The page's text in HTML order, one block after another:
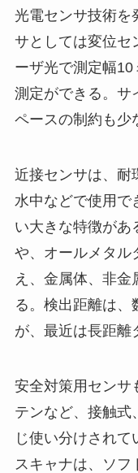
光電センサ技術を
サとしては変位セ
ーザ光で測定幅
測定ができる。サ
ペースの制約も少
近接センサは、耐
水中などで使用で
い大きな特徴があ
や、オールメタル
え、金属体、非金
る。検出距離は、
が、最近は長距離
安全対策用センサ
テンなど、接触式
じ使い分けされ
スキャナは、ソ